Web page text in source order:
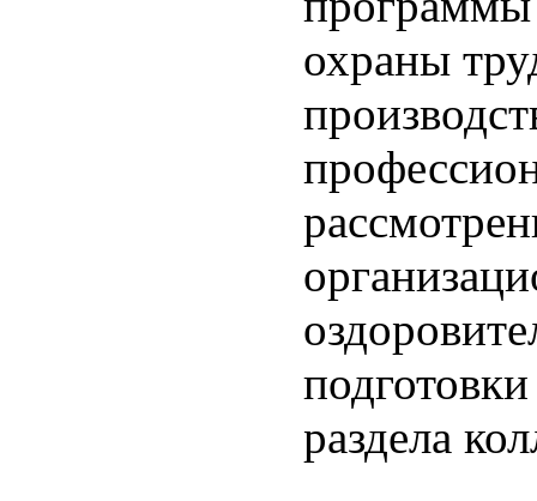
охраны
раздела